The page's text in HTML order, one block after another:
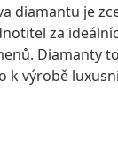
diamantu je
za
Diamanty
k výrobě